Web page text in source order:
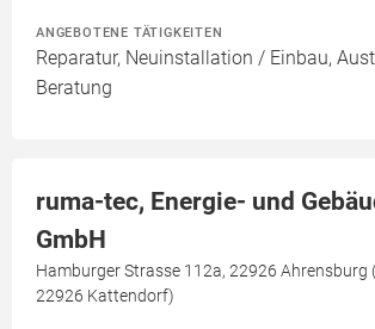
ANGEBOTENE TÄTIGKEITEN
Reparatur, Neuinstallation / Einbau,
Beratung
ruma-tec, Energie- und
GmbH
Hamburger Strasse 112a, 22926 Ahrensburg
22926 Kattendorf)